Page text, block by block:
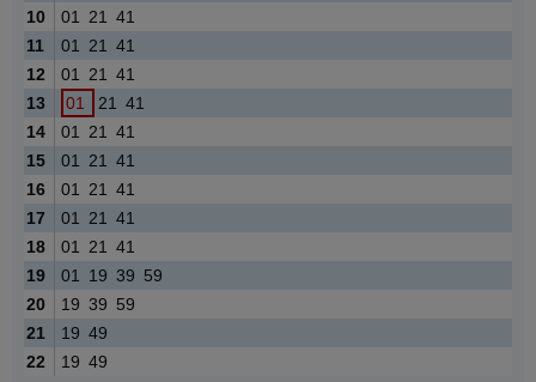
10
01 21 41
11
01 21 41
12
01 21 41
13
01 21 41
14
01 21 41
15
01 21 41
16
01 21 41
17
01 21 41
18
01 21 41
19
01 19 39 59
20
19 39 59
21
19 49
22
19 49